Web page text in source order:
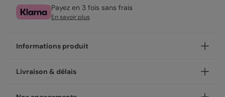
Payez en 3 fois sans frais
En savoir plus
Informations produit
Notre finition dorée sur le modèle Dorure Pois Graphiques
Livraison & délais